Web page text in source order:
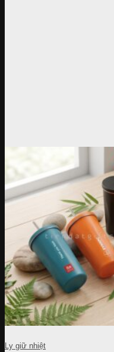
Ly giữ nhiệt